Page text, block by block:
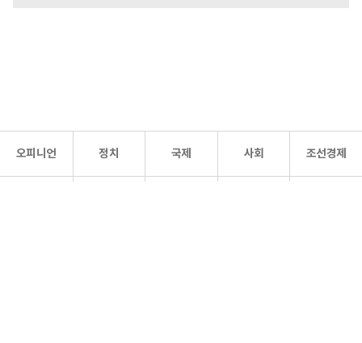
오피니언 정치 국제 사회 조선경제